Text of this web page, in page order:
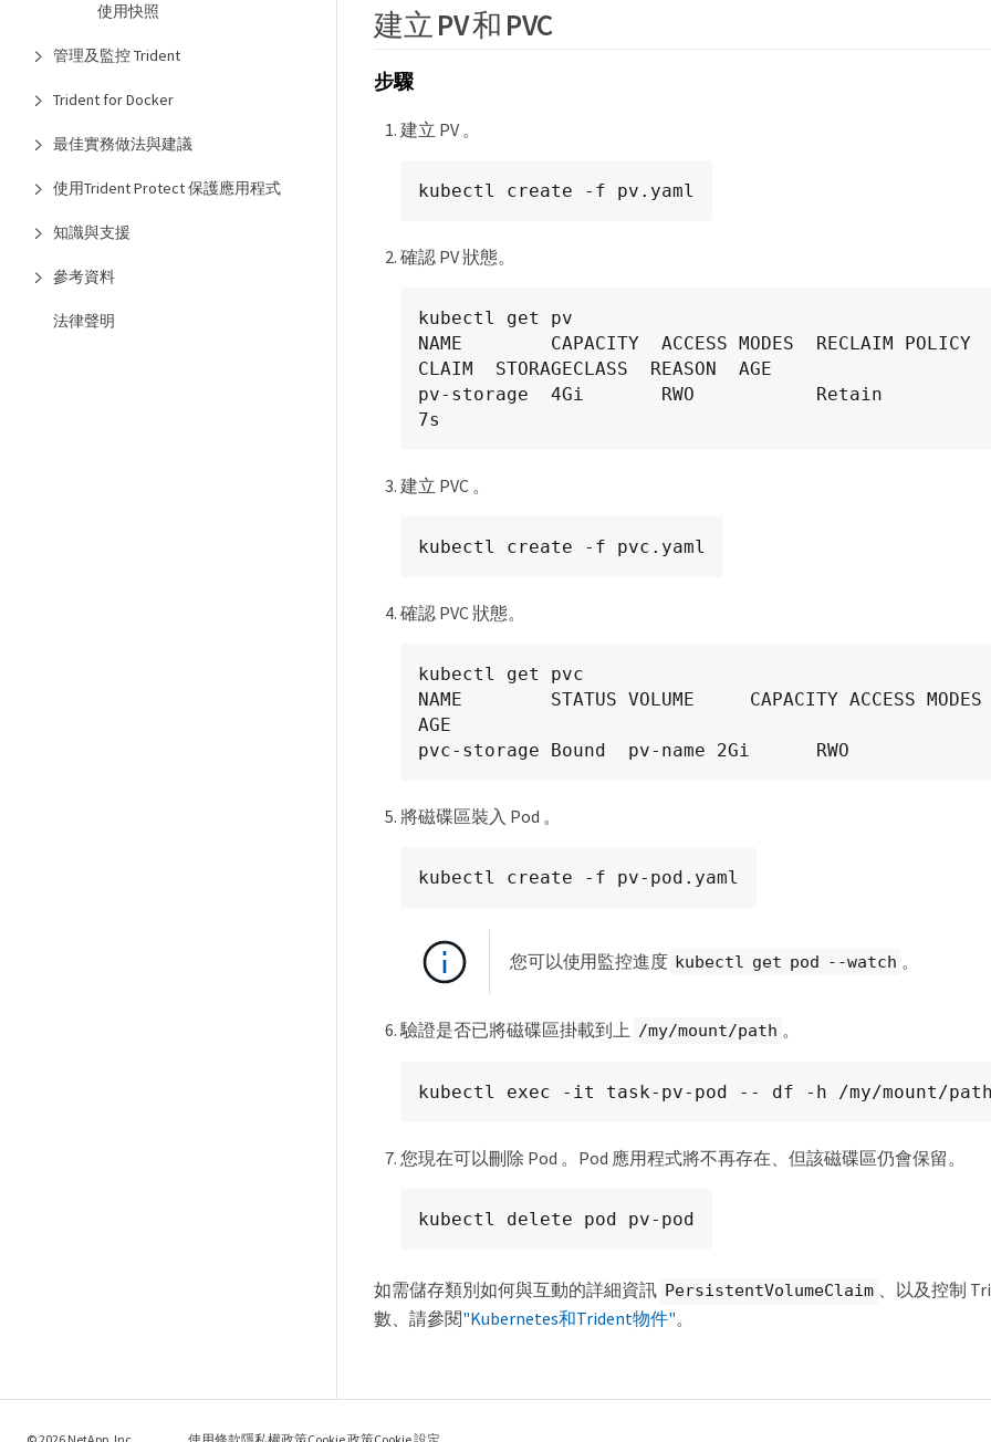
使用快照
管理及監控 Trident
Trident for Docker
最佳實務做法與建議
使用Trident Protect 保護應用程式
知識與支援
參考資料
法律聲明
建立 PV 和 PVC
步驟
建立 PV 。
kubectl create -f pv.yaml
確認 PV 狀態。
kubectl get pv
NAME        CAPACITY  ACCESS MODES  RECLAIM POLICY
CLAIM  STORAGECLASS  REASON  AGE
pv-storage  4Gi       RWO           Retain
7s
建立 PVC 。
kubectl create -f pvc.yaml
確認 PVC 狀態。
kubectl get pvc
NAME        STATUS VOLUME     CAPACITY ACCESS MODES
AGE
pvc-storage Bound  pv-name 2Gi      RWO
將磁碟區裝入 Pod 。
kubectl create -f pv-pod.yaml
您可以使用監控進度 kubectl get pod --watch 。
驗證是否已將磁碟區掛載到上 /my/mount/path 。
kubectl exec -it task-pv-pod -- df -h /my/mount/path
您現在可以刪除 Pod 。Pod 應用程式將不再存在、但該磁碟區仍會保留。
kubectl delete pod pv-pod
如需儲存類別如何與互動的詳細資訊 PersistentVolumeClaim 、以及控制
數、請參閱"Kubernetes和Trident物件"。